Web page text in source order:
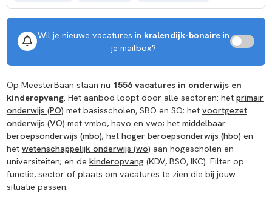
Wil je nieuwe vacatures in kralendijk-bonaire in
je mailbox?
Op MeesterBaan staan nu 1556 vacatures in onderwijs en
kinderopvang. Het aanbod loopt door alle sectoren: het primair
onderwijs (PO) met basisscholen, SBO en SO; het voortgezet
onderwijs (VO) met vmbo, havo en vwo; het middelbaar
beroepsonderwijs (mbo); het hoger beroepsonderwijs (hbo) en
het wetenschappelijk onderwijs (wo) aan hogescholen en
universiteiten; en de kinderopvang (KDV, BSO, IKC). Filter op
functie, sector of plaats om vacatures te zien die bij jouw
situatie passen.